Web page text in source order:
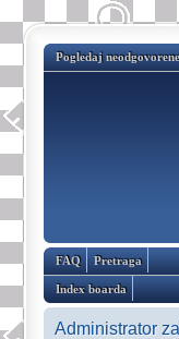
Pogledaj
FAQ Pretraga
Index boarda
Administrator